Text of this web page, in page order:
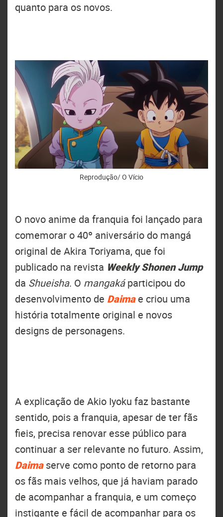
quanto para os novos.
Reprodução/ O Vício
O novo anime da franquia foi lançado para
comemorar o 40º aniversário do mangá
original de Akira Toriyama, que foi
publicado na revista Weekly Shonen Jump
da Shueisha. O mangakáparticipou do
desenvolvimento de Daimae criou uma
história totalmente original e novos
designs de personagens.
A explicação de Akio Iyoku faz bastante
sentido, pois a franquia, apesar de ter fãs
fieis, precisa renovar esse público para
continuar a ser relevante no futuro. Assim,
Daimaserve como ponto de retorno para
os fãs mais velhos, que já haviam parado
de acompanhar a franquia, e um começo
instigante e fácil de acompanhar para os